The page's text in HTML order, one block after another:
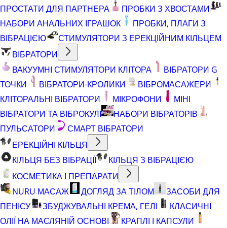
ПРОСТАТИ ДЛЯ ПАРТНЕРА
ПРОБКИ З ХВОСТАМИ
НАБОРИ АНАЛЬНИХ ІГРАШОК
ПРОБКИ, ПЛАГИ З
ВІБРАЦІЄЮ
СТИМУЛЯТОРИ З ЕРЕКЦІЙНИМ КІЛЬЦЕМ
ВІБРАТОРИ
ВАКУУМНІ СТИМУЛЯТОРИ КЛІТОРА
ВІБРАТОРИ G
ТОЧКИ
ВІБРАТОРИ-КРОЛИКИ
ВІБРОМАСАЖЕРИ
КЛІТОРАЛЬНІ ВІБРАТОРИ
МІКРОФОНИ
МІНІ
ВІБРАТОРИ ТА ВІБРОКУЛІ
НАБОРИ ВІБРАТОРІВ
ПУЛЬСАТОРИ
СМАРТ ВІБРАТОРИ
ЕРЕКЦІЙНІ КІЛЬЦЯ
КІЛЬЦЯ БЕЗ ВІБРАЦІЇ
КІЛЬЦЯ З ВІБРАЦІЄЮ
КОСМЕТИКА І ПРЕПАРАТИ
NURU МАСАЖ
ДОГЛЯД ЗА ТІЛОМ
ЗАСОБИ ДЛЯ
ПЕНІСУ
ЗБУДЖУВАЛЬНІ КРЕМА, ГЕЛІ
КЛАСИЧНІ
ОЛІЇ НА МАСЛЯНІЙ ОСНОВІ
КРАПЛІ І КАПСУЛИ